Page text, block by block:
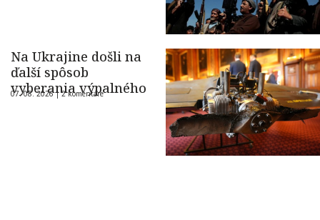
Na Ukrajine došli na
ďalší spôsob
vyberania výpalného
07. 08. 2026 |2 komentáre